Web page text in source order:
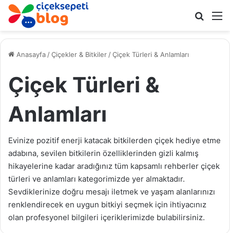
Anasayfa /Çiçekler & Bitkiler /Çiçek Türleri & Anlamları
Çiçek Türleri &
Anlamları
Evinize pozitif enerji katacak bitkilerden çiçek hediye etme
adabına, sevilen bitkilerin özelliklerinden gizli kalmış
hikayelerine kadar aradığınız tüm kapsamlı rehberler çiçek
türleri ve anlamları kategorimizde yer almaktadır.
Sevdiklerinize doğru mesajı iletmek ve yaşam alanlarınızı
renklendirecek en uygun bitkiyi seçmek için ihtiyacınız
olan profesyonel bilgileri içeriklerimizde bulabilirsiniz.